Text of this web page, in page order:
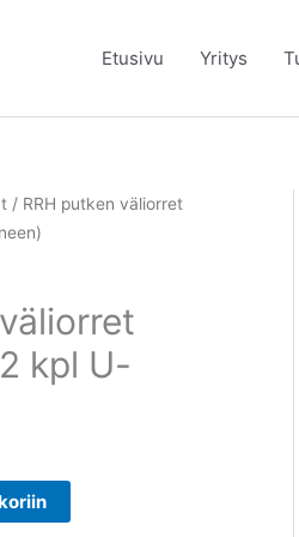
Etusivu Yritys
/ RRH putken väliorret
kpl U-